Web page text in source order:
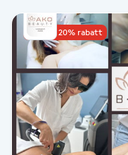
Babylights
Balayage
Bambumassage
Barber
Upp till 20% rabatt